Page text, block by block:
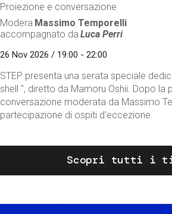
Proiezione e conversazione
Modera Massimo Temporelli
accompagnato da Luca Perri
26 Nov 2026 / 19:00 - 22:00
STEP presenta una serata speciale
shell ", diretto da Mamoru Oshii. Dopo la
conversazione moderata da Massimo
partecipazione di ospiti d'eccezione.
Scopri tutti i